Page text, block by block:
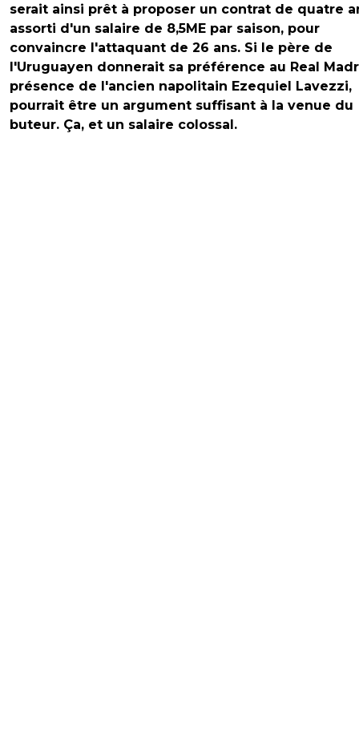
serait ainsi prêt à proposer un contrat de quatre
assorti d'un salaire de 8,5ME par saison, pour
convaincre l'attaquant de 26 ans. Si le père de
l'Uruguayen donnerait sa préférence au Real
présence de l'ancien napolitain Ezequiel Lavezzi,
pourrait être un argument suffisant à la venue du
buteur. Ça, et un salaire colossal.